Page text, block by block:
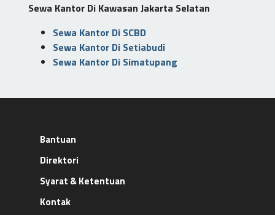
Sewa Kantor Di Kawasan Jakarta Selatan
Sewa Kantor Di SCBD
Sewa Kantor Di Setiabudi
Sewa Kantor Di Simatupang
Bantuan
Direktori
Syarat & Ketentuan
Kontak